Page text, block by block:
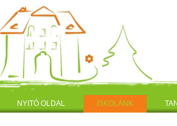
NYITÓ OLDAL ISKOLÁNK